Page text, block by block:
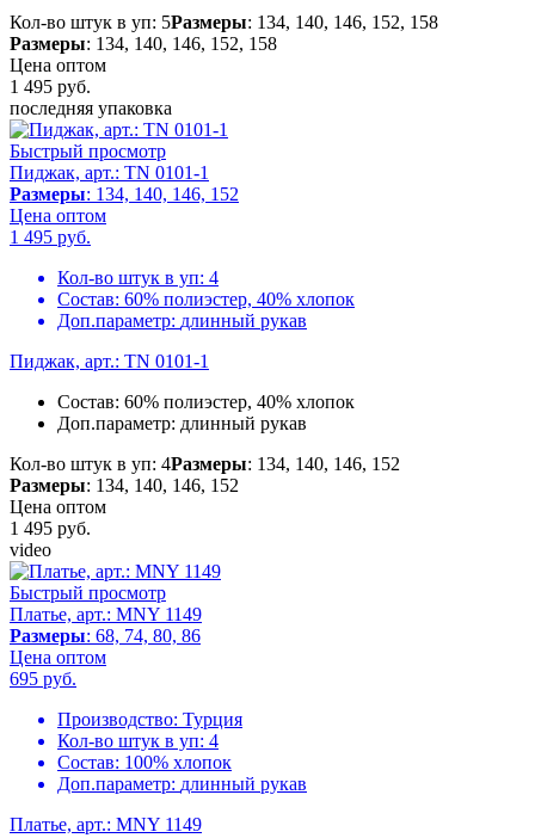
Кол-во штук в уп: 5Размеры: 134, 140, 146, 152, 158
Размеры: 134, 140, 146, 152, 158
Цена оптом
1 495 руб.
последняя упаковка
Быстрый просмотр
Пиджак, арт.: TN 0101-1
Размеры: 134, 140, 146, 152
Цена оптом
1 495 руб.
Кол-во штук в уп: 4
Состав: 60% полиэстер, 40% хлопок
Доп.параметр: длинный рукав
Пиджак, арт.: TN 0101-1
Состав: 60% полиэстер, 40% хлопок
Доп.параметр: длинный рукав
Кол-во штук в уп: 4Размеры: 134, 140, 146, 152
Размеры: 134, 140, 146, 152
Цена оптом
1 495 руб.
video
Быстрый просмотр
Платье, арт.: MNY 1149
Размеры: 68, 74, 80, 86
Цена оптом
695 руб.
Производство: Турция
Кол-во штук в уп: 4
Состав: 100% хлопок
Доп.параметр: длинный рукав
Платье, арт.: MNY 1149